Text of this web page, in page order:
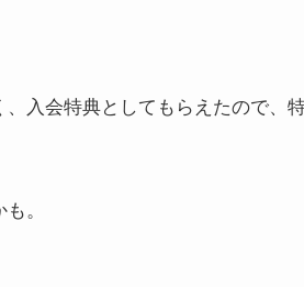
入会特典としてもらえたので、
。